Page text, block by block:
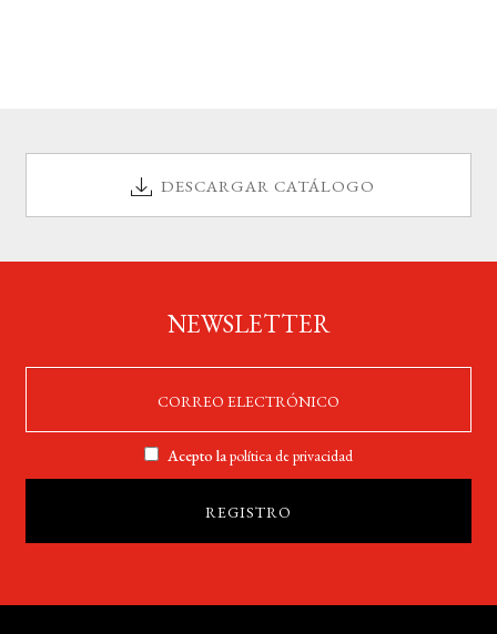
DESCARGAR CATÁLOGO
NEWSLETTER
Acepto lapolítica de privacidad